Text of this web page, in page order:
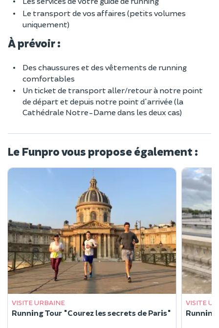
Le transport de vos affaires (petits volumes
uniquement)
À prévoir :
Des chaussures et des vêtements de running
comfortables
Un ticket de transport aller/retour à notre point
de départ et depuis notre point d'arrivée (la
Cathédrale Notre-Dame dans les deux cas)
Le Funpro vous propose également :
VISITE URBAINE
Running Tour "Courez les secrets de Paris"
VISITE